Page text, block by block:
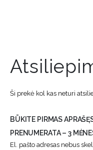
Ši prekė kol kas neturi
BŪKITE PIRMAS
PRENUMERATA – 3
El. pašto adresas nebus